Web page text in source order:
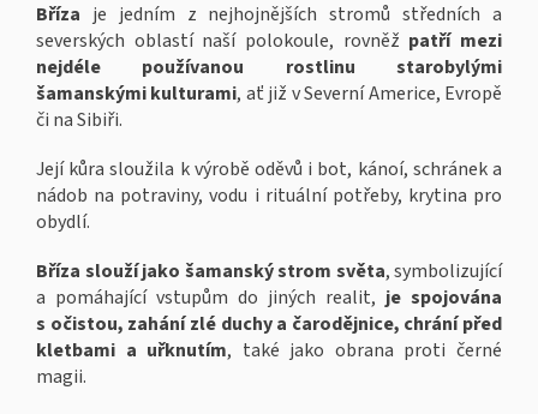
Bříza je jedním z nejhojnějších stromů středních a
severských oblastí naší polokoule, rovněž patří mezi
nejdéle používanou rostlinu starobylými
šamanskými kulturami, ať již v Severní Americe, Evropě
či na Sibiři.
Její kůra sloužila k výrobě oděvů i bot, kánoí, schránek a
nádob na potraviny, vodu i rituální potřeby, krytina pro
obydlí.
Bříza slouží jako šamanský strom světa, symbolizující
a pomáhající vstupům do jiných realit,je spojována
s očistou, zahání zlé duchy a čarodějnice, chrání před
kletbami a uřknutím, také jako obrana proti černé
magii.